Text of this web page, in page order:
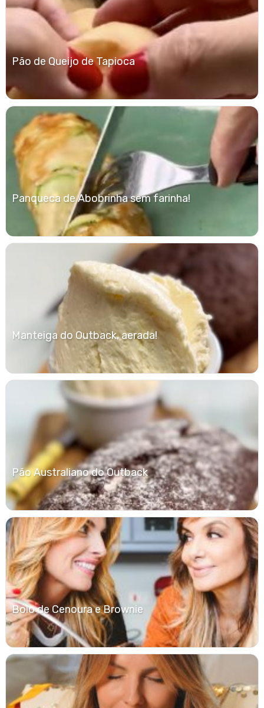
Pão de Queijo de Tapioca
Panqueca de Abobrinha sem farinha!
Manteiga do Outback, aerada!
Pão Australiano do Outback
Bolo de Cenoura e Brownie